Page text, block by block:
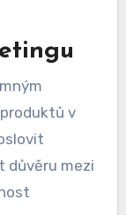
v
důvěru mezi